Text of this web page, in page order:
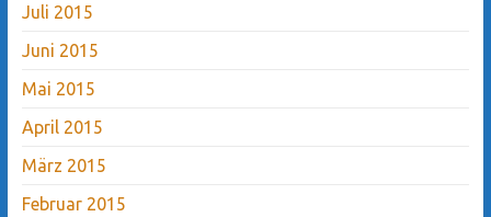
Juli 2015
Juni 2015
Mai 2015
April 2015
März 2015
Februar 2015